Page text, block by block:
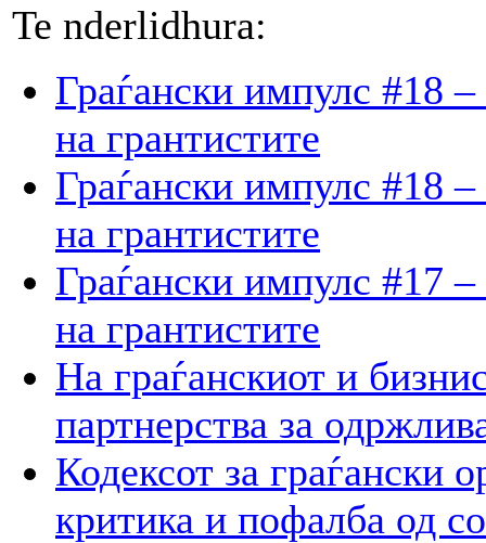
Te nderlidhura:
Граѓански импулс #18
на грантистите
Граѓански импулс #18
на грантистите
Граѓански импулс #17
на грантистите
На граѓанскиот и
партнерства за
Кодексот за граѓански
критика и пофалба од